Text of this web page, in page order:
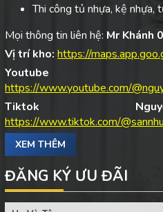
Thi công tủ nhựa, kệ nhựa,
Mọi thông tin liên hệ: Mr Khánh
Vị trí kho: https://
https://www.youtube.com/
Tiktok
https://www.tiktok.com/
XEM THÊM
ĐĂNG KÝ ƯU ĐÃI